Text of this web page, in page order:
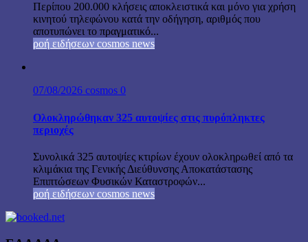
Περίπου 200.000 κλήσεις αποκλειστικά και μόνο για χρήση
κινητού τηλεφώνου κατά την οδήγηση, αριθμός που
αποτυπώνει το πραγματικό...
ροή ειδήσεων cosmos news
07/08/2026 cosmos 0
Ολοκληρώθηκαν 325 αυτοψίες στις πυρόπληκτες
περιοχές
Συνολικά 325 αυτοψίες κτιρίων έχουν ολοκληρωθεί από τα
κλιμάκια της Γενικής Διεύθυνσης Αποκατάστασης
Επιπτώσεων Φυσικών Καταστροφών...
ροή ειδήσεων cosmos news